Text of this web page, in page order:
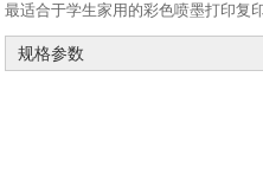
最适合于学生家用的彩色喷墨打印复
规格参数